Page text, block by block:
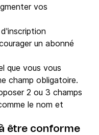
vos
un abonné
que vous vous
champ obligatoire.
2 ou 3 champs
le nom et
être conforme